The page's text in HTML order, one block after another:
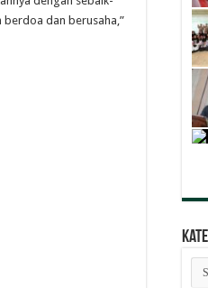
berdoa dan berusaha,”